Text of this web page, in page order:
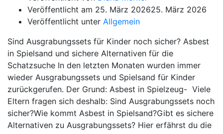
Veröffentlicht am 25. März 202625. März 2026
Veröffentlicht unter Allgemein
Sind Ausgrabungssets für Kinder noch sicher? Asbest
in Spielsand und sichere Alternativen für die
Schatzsuche In den letzten Monaten wurden immer
wieder Ausgrabungssets und Spielsand für Kinder
zurückgerufen. Der Grund: Asbest in Spielzeug- Viele
Eltern fragen sich deshalb: Sind Ausgrabungssets noch
sicher?Wie kommt Asbest in Spielsand?Gibt es sichere
Alternativen zu Ausgrabungssets? Hier erfährst du die